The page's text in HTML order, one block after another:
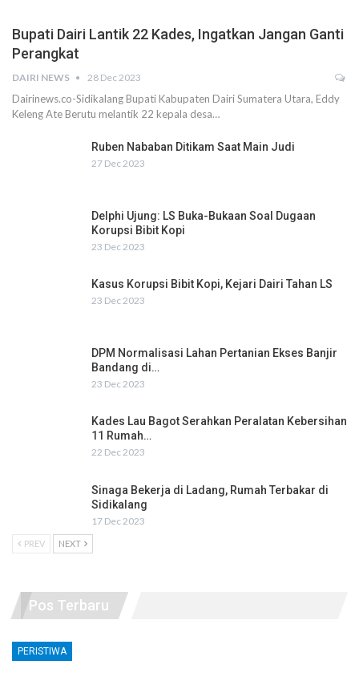
Bupati Dairi Lantik 22 Kades, Ingatkan Jangan Ganti
Perangkat
DAIRI NEWS 28 Dec 2023
Dairinews.co-Sidikalang Bupati Kabupaten Dairi Sumatera Utara, Eddy
Keleng Ate Berutu melantik 22 kepala desa…
Ruben Nababan Ditikam Saat Main Judi
27 Dec 2023
Delphi Ujung: LS Buka-Bukaan Soal Dugaan
Korupsi Bibit Kopi
23 Dec 2023
Kasus Korupsi Bibit Kopi, Kejari Dairi Tahan LS
23 Dec 2023
DPM Normalisasi Lahan Pertanian Ekses Banjir
Bandang di…
23 Dec 2023
Kades Lau Bagot Serahkan Peralatan Kebersihan
11 Rumah…
22 Dec 2023
Sinaga Bekerja di Ladang, Rumah Terbakar di
Sidikalang
17 Dec 2023
PREV NEXT
Pos Terbaru
PERISTIWA